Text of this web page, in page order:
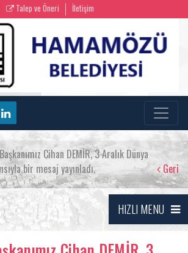
Talep ve Öneri İletişim
Cihan DEMİR, 3 Aralık Dünya
bir mesaj yayınladı.
Geri
HIZLI MENU